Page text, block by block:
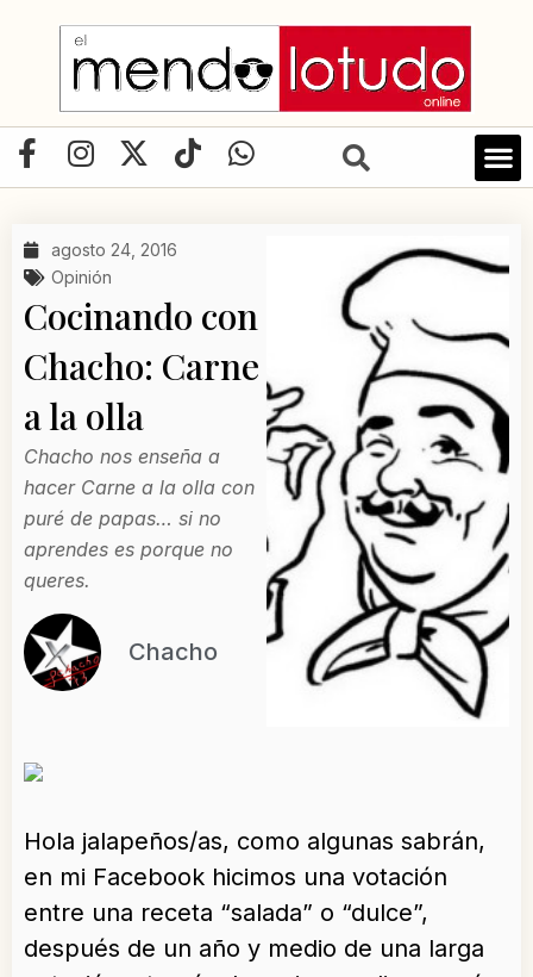
contenido
F
a
e
b
o
o
k
-
f
I
n
t
a
g
r
a
m
X
-
w
i
t
e
r
T
i
W
h
p
p
agosto 24, 2016
Opinión
Cocinando con
Chacho: Carne
a la olla
Chacho nos enseña a
hacer Carne a la olla con
puré de papas… si no
aprendes es porque no
queres.
Chacho
Hola jalapeños/as, como algunas sabrán,
en mi Facebook hicimos una votación
entre una receta “salada” o “dulce”,
después de un año y medio de una larga